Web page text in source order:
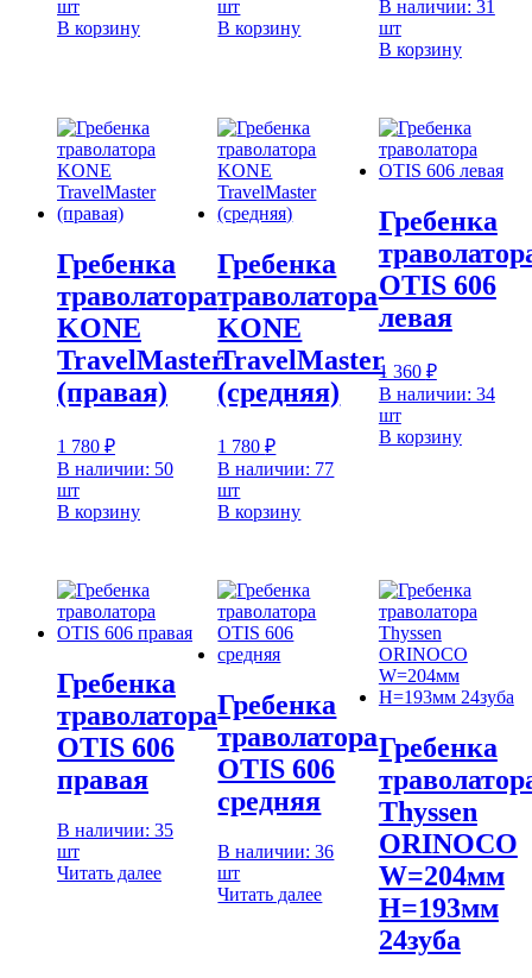
шт
В корзину
шт
В корзину
В наличии: 31
шт
В корзину
Гребенка
траволатора
KONE
TravelMaster
(правая)
1 780 ₽
В наличии: 50
шт
В корзину
Гребенка
траволатора
KONE
TravelMaster
(средняя)
1 780₽
В наличии: 77
шт
В корзину
Гребенка
OTIS 606
левая
1 360 ₽
В наличии: 34
шт
В корзину
Гребенка
траволатора
OTIS 606
правая
В наличии: 35
шт
Читать далее
Гребенка
траволатора
OTIS 606
средняя
В наличии: 36
шт
Читать далее
Гребенка
Thyssen
ORINOCO
W=204мм
H=193мм
24зуба